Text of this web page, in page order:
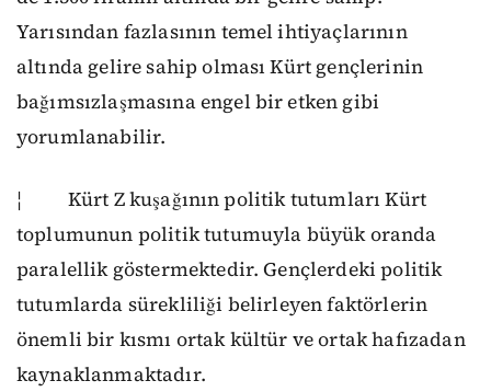
Yarısından fazlasının temel ihtiyaçlarının
altında gelire sahip olması Kürt gençlerinin
bağımsızlaşmasına engel bir etken gibi
yorumlanabilir.
¦ Kürt Z kuşağının politik tutumları Kürt
toplumunun politik tutumuyla büyük oranda
paralellik göstermektedir. Gençlerdeki politik
tutumlarda sürekliliği belirleyen faktörlerin
önemli bir kısmı ortak kültür ve ortak hafızadan
kaynaklanmaktadır.